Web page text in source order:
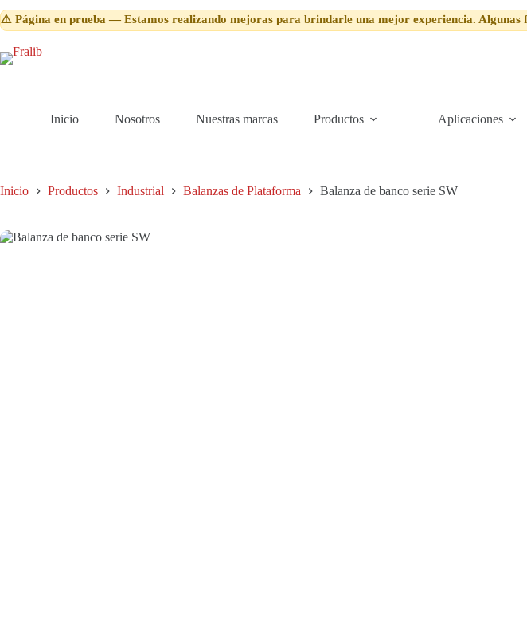
al
contenido
SW
cantidad
⚠️ Página en prueba — Estamos realizando mejoras para brindarle una mejor experiencia. Algunas
Inicio Nosotros Nuestras marcas Productos Aplicaciones
Inicio Productos Industrial Balanzas de Plataforma Balanza de banco serie SW